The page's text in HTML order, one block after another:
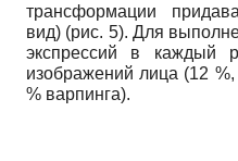
трансформации
вид) (рис. 5). Для
экспрессий в каждый
изображений лица (12
% варпинга).